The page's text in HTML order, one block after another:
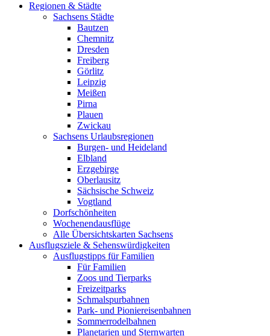
Regionen & Städte
Sachsens Städte
Bautzen
Chemnitz
Dresden
Freiberg
Görlitz
Leipzig
Meißen
Pirna
Plauen
Zwickau
Sachsens Urlaubsregionen
Burgen- und Heideland
Elbland
Erzgebirge
Oberlausitz
Sächsische Schweiz
Vogtland
Dorfschönheiten
Wochenendausflüge
Alle Übersichtskarten Sachsens
Ausflugsziele & Sehenswürdigkeiten
Ausflugstipps für Familien
Für Familien
Zoos und Tierparks
Freizeitparks
Schmalspurbahnen
Park- und Pioniereisenbahnen
Sommerrodelbahnen
Planetarien und Sternwarten